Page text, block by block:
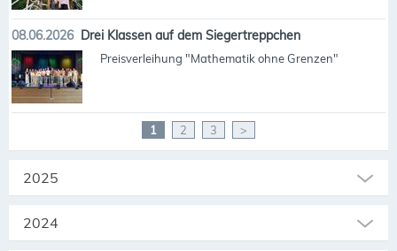
08.06.2026 Drei Klassen auf dem Siegertreppchen
Preisverleihung "Mathematik ohne Grenzen"
1 2 3 >
2025
2024